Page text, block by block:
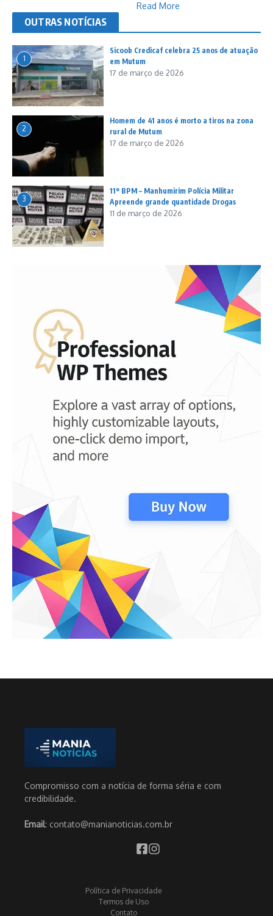
Read More
OUTRAS NOTÍCIAS
1
Sicoob Credicaf celebra 25 anos de atuação
em Mutum
17 de março de 2026
2
Homem de 41 anos é morto a tiros na zona
rural de Mutum
17 de março de 2026
3
11º BPM – Manhumirim Polícia Militar
Apreende grande quantidade Drogas
11 de março de 2026
Compromisso com a notícia de forma séria e com
credibilidade.
Email: contato@manianoticias.com.br
Política de Privacidade
Termos de Uso
Contato